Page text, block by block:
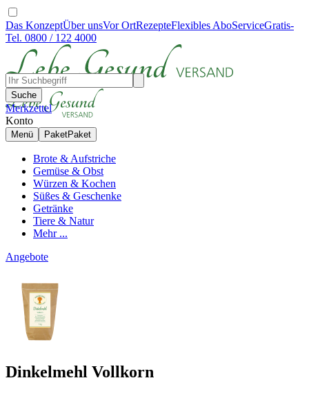
Das KonzeptÜber unsVor OrtRezepteFlexibles AboServiceGratis-
Tel. 0800 / 122 4000
Suche
Merkzettel
Konto
Menü PaketPaket
Brote & Aufstriche
Gemüse & Obst
Würzen & Kochen
Süßes & Geschenke
Getränke
Tiere & Natur
Mehr ...
Angebote
Dinkelmehl Vollkorn